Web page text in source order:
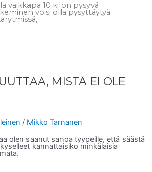
vaikkapa 10 kilon pysyvä
voisi olla pysyttäytyä
MISTÄ EI OLE
/ Mikko Tarnanen
olen saanut sanoa tyypeille, että säästä
kannattaisiko minkälaisia